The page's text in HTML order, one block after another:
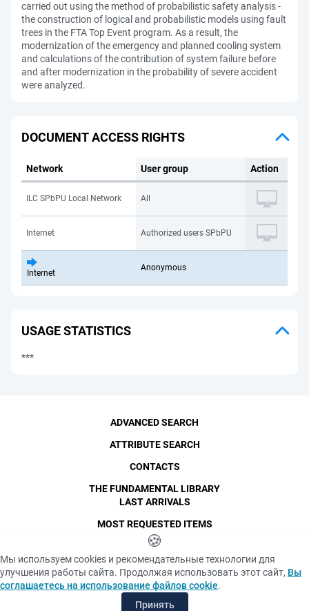
carried out using the method of probabilistic safety analysis -
the construction of logical and probabilistic models using fault
trees in the FTA Top Event program. As a result, the
modernization of the emergency and planned cooling system
and calculations of the contribution of system failure before
and after modernization in the probability of severe accident
were analyzed.
DOCUMENT ACCESS RIGHTS
Network User group Action
ILC SPbPU Local Network All
Internet Authorized users SPbPU
Internet
Anonymous
USAGE STATISTICS
***
SPbPU, 1996-2026
Copyright and Personal Data
The photographs are
published with the
consent of the individuals
depicted, in accordance
Privacy policy
«Cookie» files policy
ADVANCED SEARCH
ATTRIBUTE SEARCH
CONTACTS
THE FUNDAMENTAL LIBRARY
LAST ARRIVALS
MOST REQUESTED ITEMS
🍪
Мы используем cookies и рекомендательные технологии для
улучшения работы сайта. Продолжая использовать этот сайт, Вы
соглашаетесь на использование файлов cookie.
Принять